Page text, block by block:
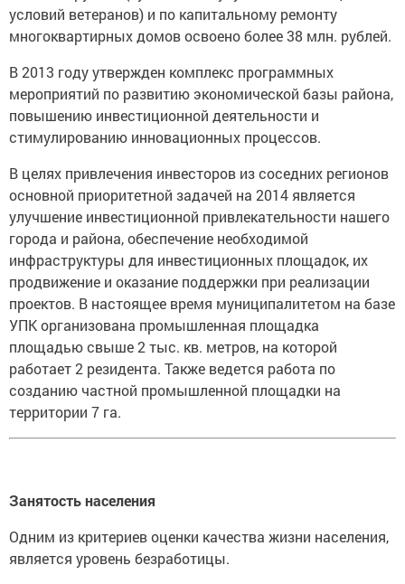
условий ветеранов) и по капитальному ремонту
многоквартирных домов освоено более 38 млн. рублей.
В 2013 году утвержден комплекс программных
мероприятий по развитию экономической базы района,
повышению инвестиционной деятельности и
стимулированию инновационных процессов.
В целях привлечения инвесторов из соседних регионов
основной приоритетной задачей на 2014 является
улучшение инвестиционной привлекательности нашего
города и района, обеспечение необходимой
инфраструктуры для инвестиционных площадок, их
продвижение и оказание поддержки при реализации
проектов. В настоящее время муниципалитетом на базе
УПК организована промышленная площадка
площадью свыше 2 тыс. кв. метров, на которой
работает 2 резидента. Также ведется работа по
созданию частной промышленной площадки на
территории 7 га.
Занятость населения
Одним из критериев оценки качества жизни населения,
является уровень безработицы.